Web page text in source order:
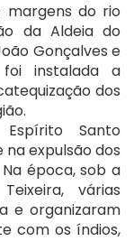
margens do rio
da Aldeia do
Gonçalves e
foi instalada a
dos
Santo
expulsão dos
época, sob a
várias
e organizaram
com os índios,